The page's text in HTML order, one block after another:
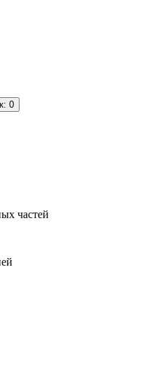
: 0
частей